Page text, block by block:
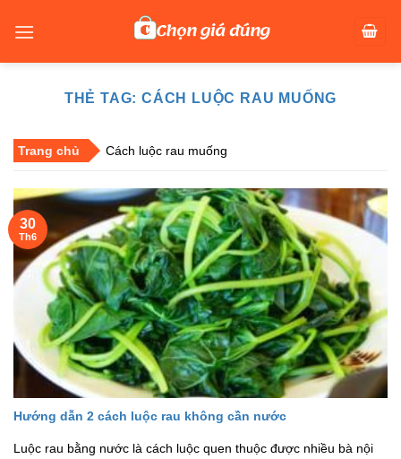
THẺ TAG: CÁCH LUỘC RAU MUỐNG
Trang chủ Cách luộc rau muống
Hướng dẫn 2 cách luộc rau không cần nước
Luộc rau bằng nước là cách luộc quen thuộc được nhiều bà nội
30
Th6